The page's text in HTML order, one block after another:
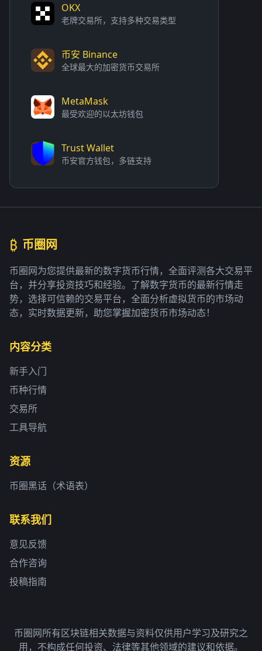
OKX
老牌交易所，支持多种交易类型
币安 Binance
全球最大的加密货币交易所
MetaMask
最受欢迎的以太坊钱包
Trust Wallet
币安官方钱包，多链支持
₿ 币圈网
币圈网为您提供最新的数字货币行情，全面评测各大交易平
台，并分享投资技巧和经验。了解数字货币的最新行情走
势，选择可信赖的交易平台，全面分析虚拟货币的市场动
态，实时数据更新，助您掌握加密货币市场动态！
内容分类
新手入门
币种行情
交易所
工具导航
资源
币圈黑话（术语表）
联系我们
意见反馈
合作咨询
投稿指南
币圈网所有区块链相关数据与资料仅供用户学习及研究之
用，不构成任何投资、法律等其他领域的建议和依据。